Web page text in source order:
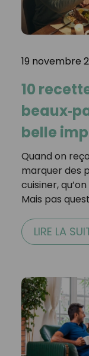
19 novembre
10
belle
Quand on
marquer des
cuisiner,
Mais pas
LIRE LA